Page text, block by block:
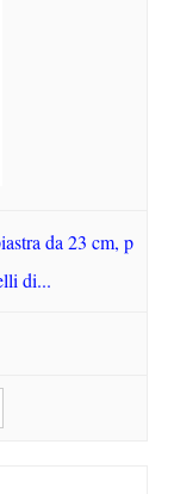
da 23 cm, p
di...